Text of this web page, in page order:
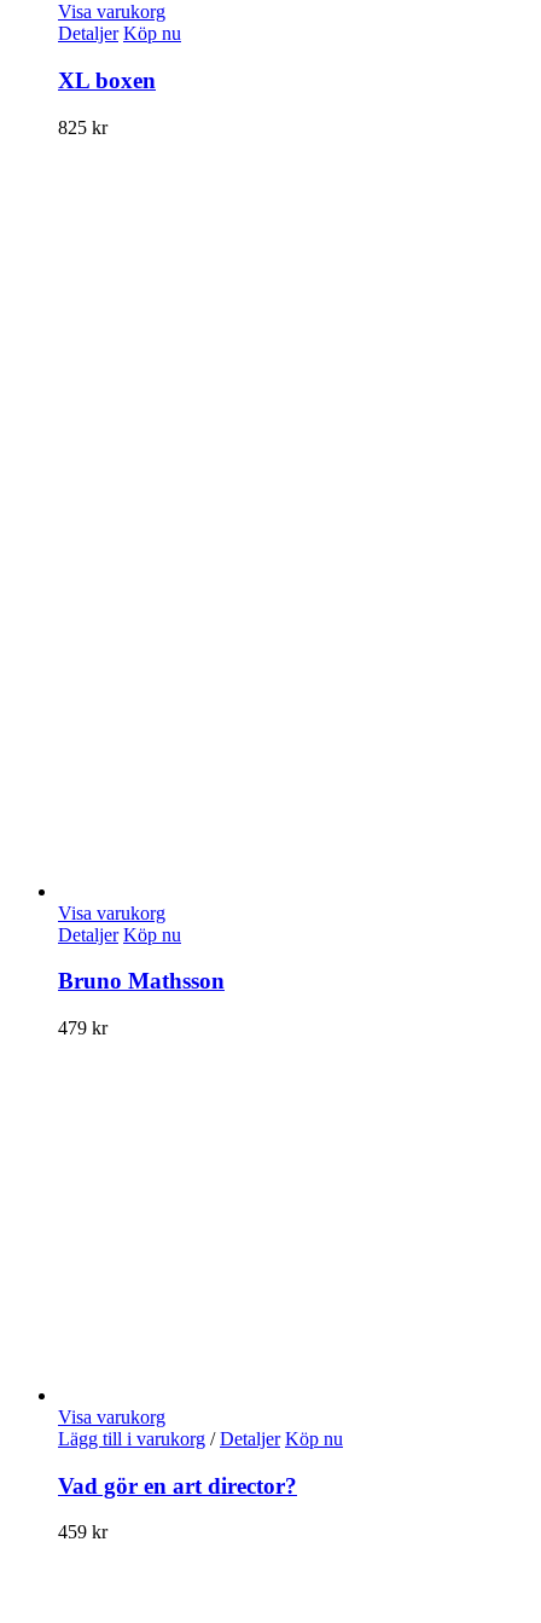
Visa varukorg
Detaljer Köp nu
XL boxen
825 kr
Visa varukorg
Detaljer Köp nu
Bruno Mathsson
479 kr
Visa varukorg
Lägg till i varukorg / Detaljer Köp nu
Vad gör en art director?
459 kr